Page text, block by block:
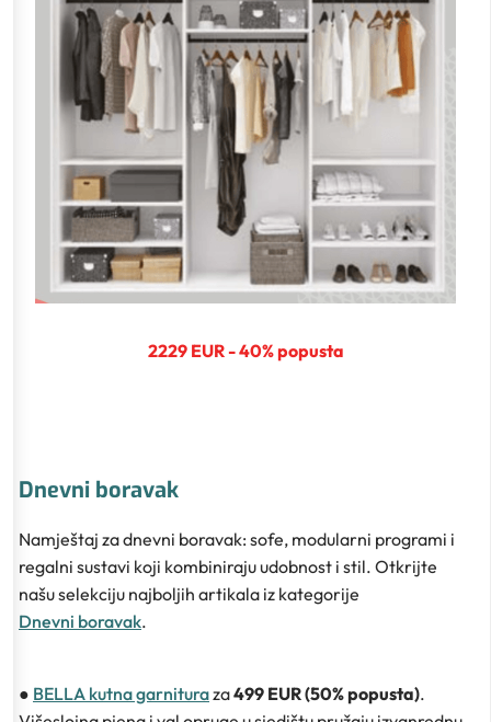
2229 EUR - 40% popusta
Dnevni boravak
Namještaj za dnevni boravak: sofe, modularni programi i
regalni sustavi koji kombiniraju udobnost i stil. Otkrijte
našu selekciju najboljih artikala iz kategorije
Dnevni boravak.
● BELLA kutna garnituraza499 EUR (50% popusta).